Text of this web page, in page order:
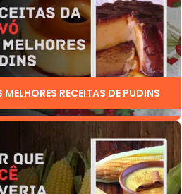
MELHORES RECEITAS DE PUDINS